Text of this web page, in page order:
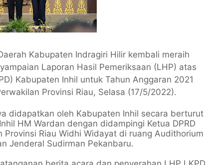
Kabupaten Indragiri Hilir kembali meraih
Laporan Hasil Pemeriksaan (LHP) atas
Kabupaten Inhil untuk Tahun Anggaran 2021
Provinsi Riau, Selasa (17/5/2022).
didapatkan oleh Kabupaten Inhil secara berturut
HM Wardan dengan didampingi Ketua DPRD
Provinsi Riau Widhi Widayat di ruang Audithorium
Jenderal Sudirman Pekanbaru.